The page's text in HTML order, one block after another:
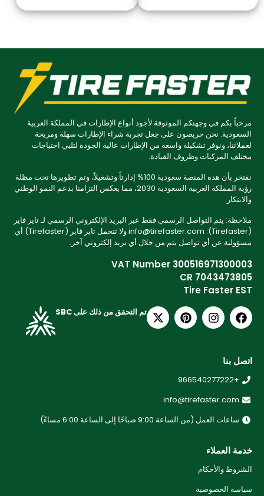
مرحباً بكم في وجهتكم الموثوقة لأجود أنواع الإطارات في المملكة العربية
السعودية. نحن حريصون على جعل تجربة شراء الإطارات سهلة ومريحة
لعملائنا، ونوفر تشكيلة واسعة من الإطارات عالية الجودة لتلبي احتياجات
مختلف المركبات وظروف القيادة.
نفتخر بأن هذه المنصة سعودية 100% إدارتاً وتشغيلاً، وتم تطويرها تحت مظلة
رؤية المملكة العربية السعودية 2030، مما يعكس التزامنا بدعم النمو الوطني
والابتكار.
ملاحظة: يتم التواصل الرسمي فقط عبر البريد الإلكتروني الرسمي لـ تاير فاير
(Tirefaster): info@tirefaster.com ولا تتحمل تاير فاير (Tirefaster) أي
مسؤولية عن أي تواصل يتم من خلال أي بريد إلكتروني آخر.
VAT Number 300516971300003
CR 7043473805
Tire Faster EST
تم التحقق من ذلك على SBC
اتصل بنا
+966540277222
info@tirefaster.com
ساعات العمل (من الساعة 9:00 صباحًا إلى الساعة 6:00 مساءً)
خدمة العملاء
الشروط والأحكام
سياسة الخصوصية